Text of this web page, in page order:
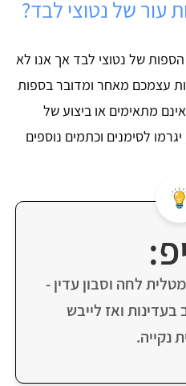
עור של נטוצי לבד?
של נטוצי לבד אך אנו לא
עצמכם מאחר ומדובר בספות
מתאימים או ביצוע של
לסימנים וכתמים נוספים
לחה וסבון עדין -
ואז לייבש
נקייה.